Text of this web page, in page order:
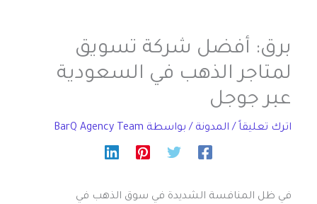
برق: أفضل شركة تسويق
لمتاجر الذهب في السعودية
عبر جوجل
اترك تعليقاً / المدونة / بواسطة BarQ Agency Team
في ظل المنافسة الشديدة في سوق الذهب في